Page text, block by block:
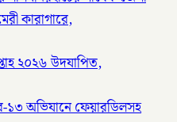
কারাগারে,
২০২৬ উদযাপিত,
১৩ অভিযানে ফেয়ারডিলসহ